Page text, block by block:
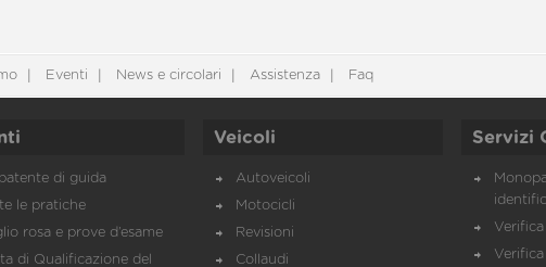
Eventi News e circolari Assistenza Faq
di guida
le pratiche
rosa e prove d’esame
di Qualificazione del
Veicoli
Autoveicoli
Motocicli
Revisioni
Collaudi
Servizi